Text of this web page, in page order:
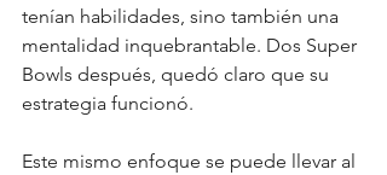
tenían habilidades, sino también una
mentalidad inquebrantable. Dos Super
Bowls después, quedó claro que su
estrategia funcionó.
Este mismo enfoque se puede llevar al